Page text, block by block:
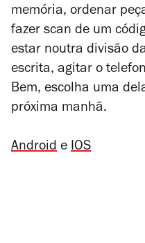
memória, ordenar
fazer scan de um
estar noutra divisão
escrita, agitar o
Bem, escolha uma
próxima manhã.
Android e IOS